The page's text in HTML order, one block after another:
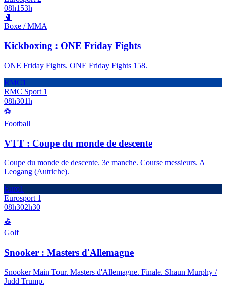
08h153h
🥊
Boxe / MMA
Kickboxing : ONE Friday Fights
ONE Friday Fights. ONE Friday Fights 158.
RMC1
RMC Sport 1
08h301h
⚽
Football
VTT : Coupe du monde de descente
Coupe du monde de descente. 3e manche. Course messieurs. A
Leogang (Autriche).
Euro1
Eurosport 1
08h302h30
⛳
Golf
Snooker : Masters d'Allemagne
Snooker Main Tour. Masters d'Allemagne. Finale. Shaun Murphy /
Judd Trump.